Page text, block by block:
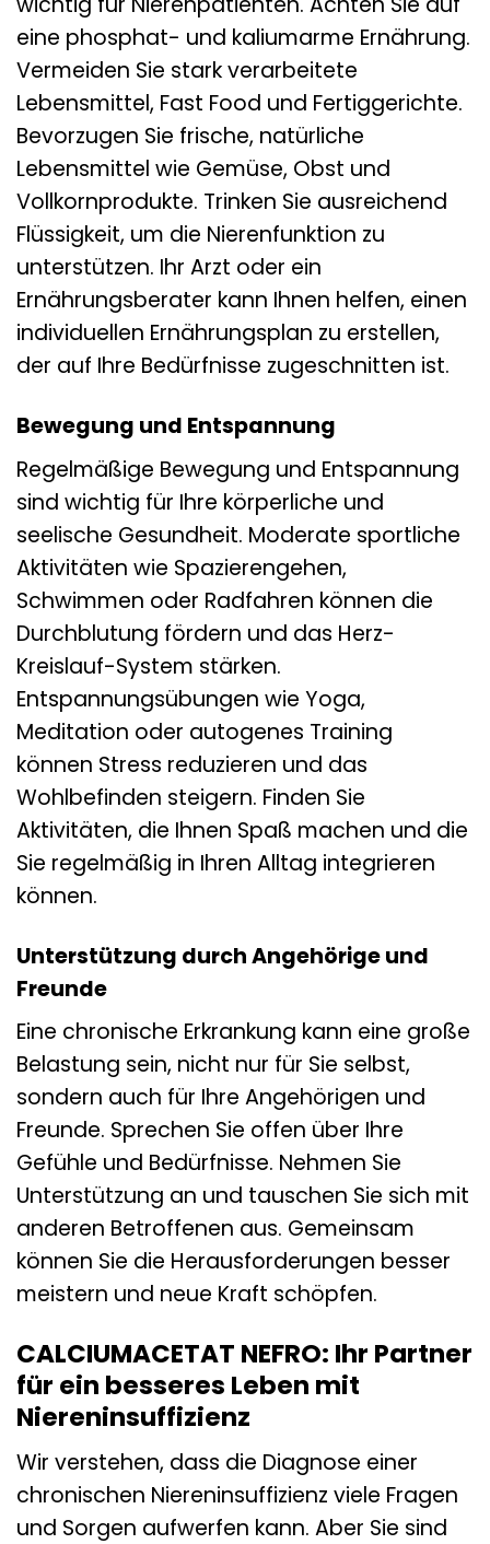
eine phosphat- und kaliumarme Ernährung.
Vermeiden Sie stark verarbeitete
Lebensmittel, Fast Food und Fertiggerichte.
Bevorzugen Sie frische, natürliche
Lebensmittel wie Gemüse, Obst und
Vollkornprodukte. Trinken Sie ausreichend
Flüssigkeit, um die Nierenfunktion zu
unterstützen. Ihr Arzt oder ein
Ernährungsberater kann Ihnen helfen, einen
individuellen Ernährungsplan zu erstellen,
der auf Ihre Bedürfnisse zugeschnitten ist.
Bewegung und Entspannung
Regelmäßige Bewegung und Entspannung
sind wichtig für Ihre körperliche und
seelische Gesundheit. Moderate sportliche
Aktivitäten wie Spazierengehen,
Schwimmen oder Radfahren können die
Durchblutung fördern und das Herz-
Kreislauf-System stärken.
Entspannungsübungen wie Yoga,
Meditation oder autogenes Training
können Stress reduzieren und das
Wohlbefinden steigern. Finden Sie
Aktivitäten, die Ihnen Spaß machen und die
Sie regelmäßig in Ihren Alltag integrieren
können.
Unterstützung durch Angehörige und
Freunde
Eine chronische Erkrankung kann eine große
Belastung sein, nicht nur für Sie selbst,
sondern auch für Ihre Angehörigen und
Freunde. Sprechen Sie offen über Ihre
Gefühle und Bedürfnisse. Nehmen Sie
Unterstützung an und tauschen Sie sich mit
anderen Betroffenen aus. Gemeinsam
können Sie die Herausforderungen besser
meistern und neue Kraft schöpfen.
CALCIUMACETAT NEFRO: Ihr Partner
für ein besseres Leben mit
Niereninsuffizienz
Wir verstehen, dass die Diagnose einer
chronischen Niereninsuffizienz viele Fragen
und Sorgen aufwerfen kann. Aber Sie sind